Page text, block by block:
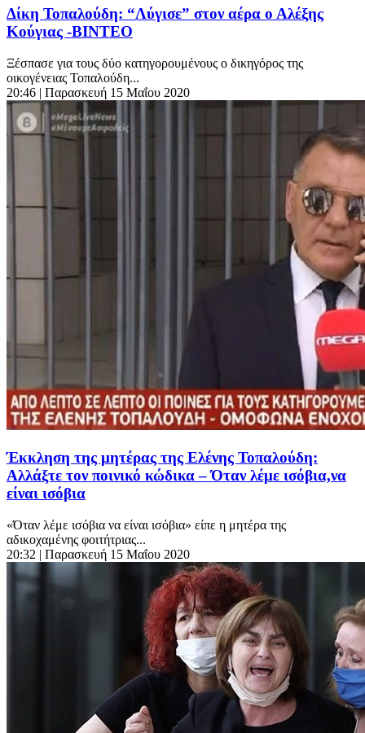
Δίκη Τοπαλούδη: “Λύγισε” στον αέρα ο Αλέξης
Κούγιας -ΒΙΝΤΕΟ
Ξέσπασε για τους δύο κατηγορουμένους ο δικηγόρος της
οικογένειας Τοπαλούδη...
20:46 | Παρασκευή 15 Μαΐου 2020
Έκκληση της μητέρας της Ελένης Τοπαλούδη:
Αλλάξτε τον ποινικό κώδικα – Όταν λέμε ισόβια,να
είναι ισόβια
«Όταν λέμε ισόβια να είναι ισόβια» είπε η μητέρα της
αδικοχαμένης φοιτήτριας...
20:32 | Παρασκευή 15 Μαΐου 2020